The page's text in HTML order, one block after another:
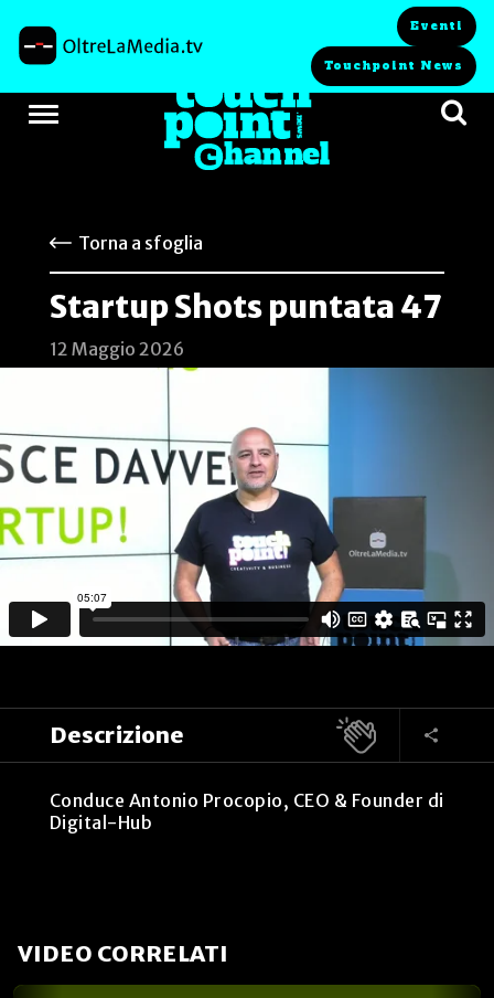
Eventi
Touchpoint News
Torna a sfoglia
Startup Shots puntata 47
12 Maggio 2026
Descrizione
Conduce Antonio Procopio, CEO & Founder di
Digital-Hub
VIDEO CORRELATI